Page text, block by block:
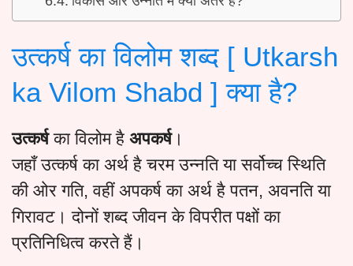
उत्कर्ष का विलोम शब्द [ Utkarsh
ka Vilom Shabd ] क्या है?
उत्कर्षका विलोम है अपकर्ष।
जहाँ उत्कर्ष का अर्थ है चरम उन्नति या सर्वोच्च स्थिति
की ओर गति, वहीं अपकर्ष का अर्थ है पतन, अवनति या
गिरावट। दोनों शब्द जीवन के विपरीत पक्षों का
प्रतिनिधित्व करते हैं।